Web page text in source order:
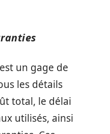
un gage de
les détails
total, le délai
utilisés, ainsi